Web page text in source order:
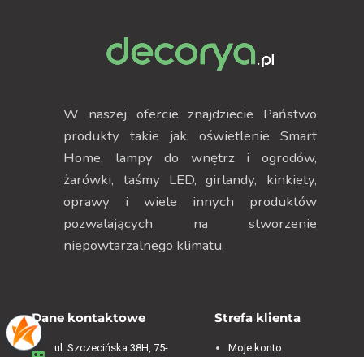
W naszej ofercie znajdziecie Państwo
produkty takie jak: oświetlenie Smart
Home, lampy do wnętrz i ogrodów,
żarówki, taśmy LED, girlandy, kinkiety,
oprawy i wiele innych produktów
pozwalających na stworzenie
niepowtarzalnego klimatu.
Dane kontaktowe
ul. Szczecińska 38H, 75-
Strefa klienta
Moje konto